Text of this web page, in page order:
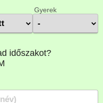
Gyerek